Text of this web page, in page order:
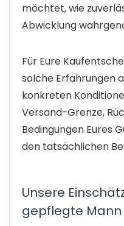
möchtet, wie
Abwicklung
Für Eure
solche Erfahrungen
konkreten
Versand-Grenze,
Bedingungen Eures
den tatsächlichen
Unsere
gepflegte Mann